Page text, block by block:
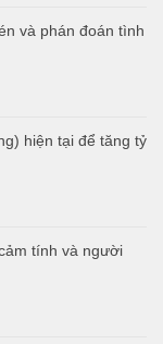
và phán đoán tình
hiện tại để tăng tỷ
tính và người